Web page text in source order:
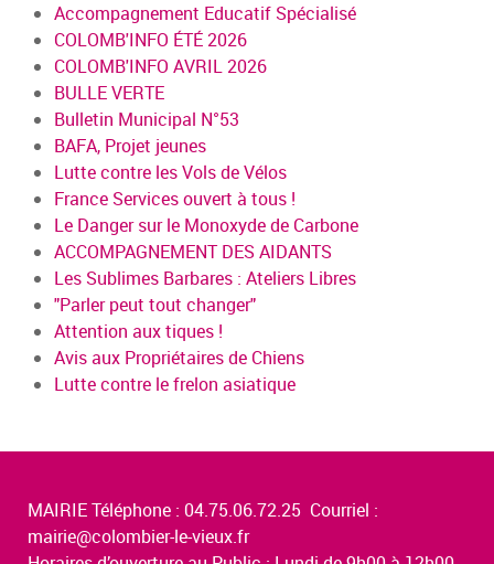
Accompagnement Educatif Spécialisé
COLOMB'INFO ÉTÉ 2026
COLOMB'INFO AVRIL 2026
BULLE VERTE
Bulletin Municipal N°53
BAFA, Projet jeunes
Lutte contre les Vols de Vélos
France Services ouvert à tous !
Le Danger sur le Monoxyde de Carbone
ACCOMPAGNEMENT DES AIDANTS
Les Sublimes Barbares : Ateliers Libres
"Parler peut tout changer"
Attention aux tiques !
Avis aux Propriétaires de Chiens
Lutte contre le frelon asiatique
MAIRIE Téléphone : 04.75.06.72.25 Courriel :
mairie@colombier-le-vieux.fr